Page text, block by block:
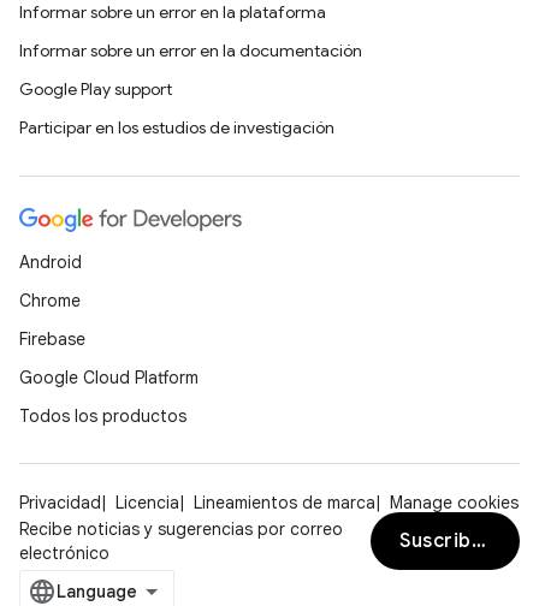
Informar sobre un error en la plataforma
Informar sobre un error en la documentación
Google Play support
Participar en los estudios de investigación
Android
Chrome
Firebase
Google Cloud Platform
Todos los productos
Privacidad Licencia Lineamientos de marca
Manage cookies
Recibe noticias y sugerencias por correo
electrónico
Suscribirse